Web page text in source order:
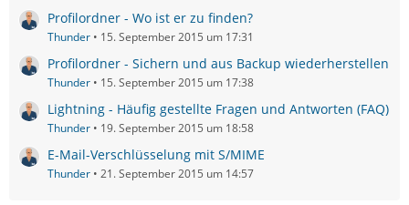
Profilordner - Wo ist er zu finden?
Thunder 15. September 2015 um 17:31
Profilordner - Sichern und aus Backup wiederherstellen
Thunder 15. September 2015 um 17:38
Lightning - Häufig gestellte Fragen und Antworten (FAQ)
Thunder 19. September 2015 um 18:58
E-Mail-Verschlüsselung mit S/MIME
Thunder 21. September 2015 um 14:57